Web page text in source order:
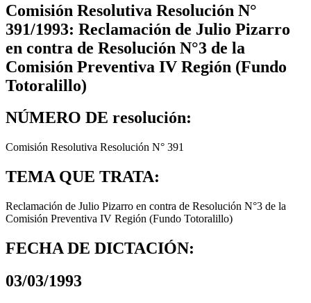
Comisión Resolutiva Resolución N°
391/1993: Reclamación de Julio Pizarro
en contra de Resolución N°3 de la
Comisión Preventiva IV Región (Fundo
Totoralillo)
NÚMERO DE resolución:
Comisión Resolutiva Resolución N° 391
TEMA QUE TRATA:
Reclamación de Julio Pizarro en contra de Resolución N°3 de la
Comisión Preventiva IV Región (Fundo Totoralillo)
FECHA DE DICTACIÓN:
03/03/1993